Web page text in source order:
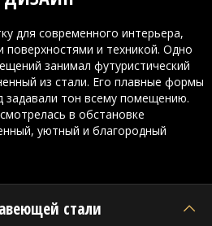
для современного интерьера,
поверхностями и техникой. Одно
занимал футуристический
из стали. Его плавные формы
тон всему помещению.
в обстановке
уютный и благородный
стали